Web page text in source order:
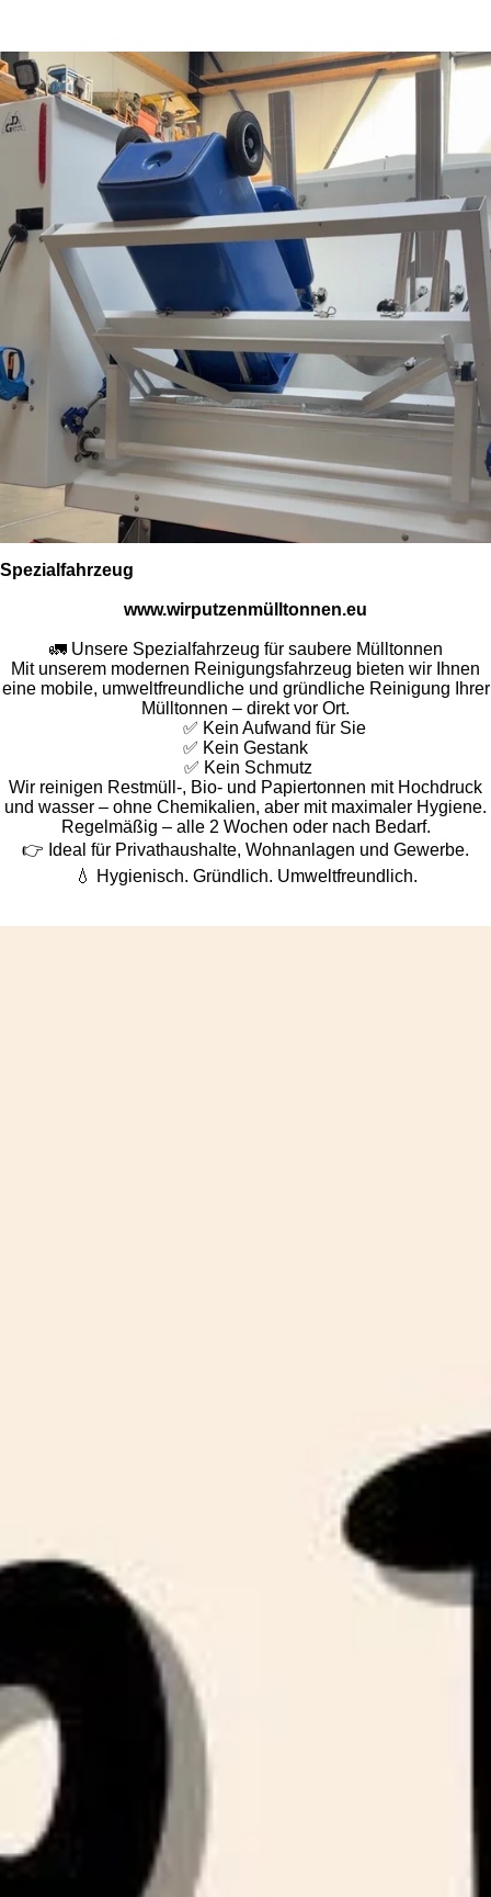
Spezialfahrzeug
www.wirputzenmülltonnen.eu
🚛 Unsere Spezialfahrzeug für saubere Mülltonnen
Mit unserem modernen Reinigungsfahrzeug bieten wir Ihnen
eine mobile, umweltfreundliche und gründliche Reinigung Ihrer
Mülltonnen – direkt vor Ort.
✅ Kein Aufwand für Sie
✅ Kein Gestank
✅ Kein Schmutz
Wir reinigen Restmüll-, Bio- und Papiertonnen mit Hochdruck
und wasser – ohne Chemikalien, aber mit maximaler Hygiene.
Regelmäßig – alle 2 Wochen oder nach Bedarf.
👉 Ideal für Privathaushalte, Wohnanlagen und Gewerbe.
💧 Hygienisch. Gründlich. Umweltfreundlich.